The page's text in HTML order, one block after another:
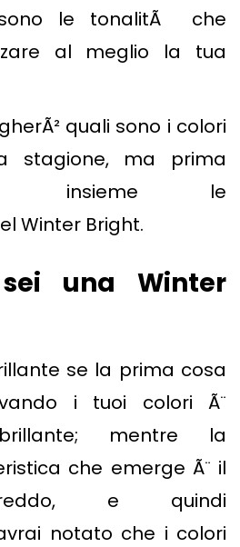
le tonalitÃ che
al meglio la tua
quali sono i colori
stagione, ma prima
insieme le
Winter Bright.
una Winter
se la prima cosa
i tuoi colori Ã¨
mentre la
che emerge Ã¨ il
e quindi
notato che i colori